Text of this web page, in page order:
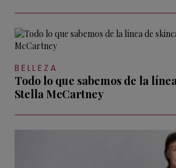
BELLEZA
Todo lo que sabemos de la
Stella McCartney